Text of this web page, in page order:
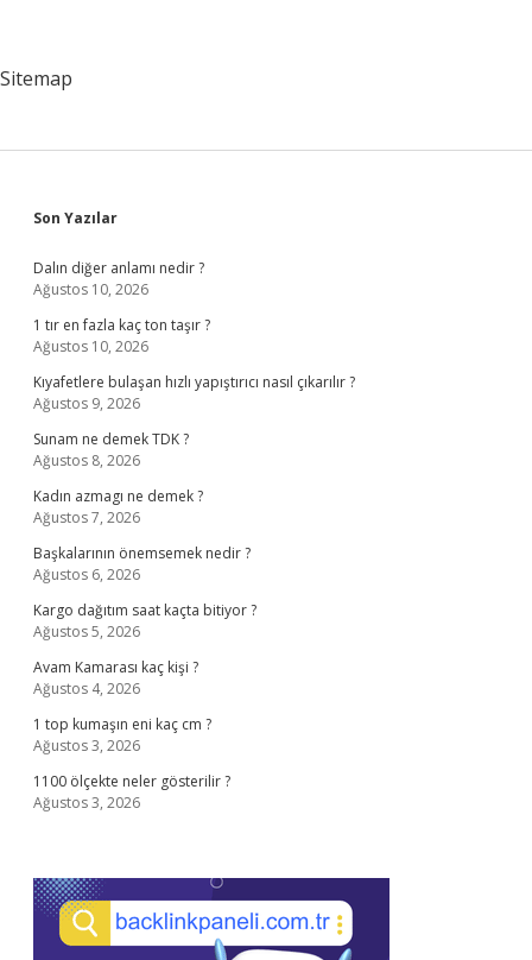
Sitemap
Sidebar
Son Yazılar
Dalın diğer anlamı nedir ?
Ağustos 10, 2026
1 tır en fazla kaç ton taşır ?
Ağustos 10, 2026
Kıyafetlere bulaşan hızlı yapıştırıcı nasıl çıkarılır ?
Ağustos 9, 2026
Sunam ne demek TDK ?
Ağustos 8, 2026
Kadın azmagı ne demek ?
Ağustos 7, 2026
Başkalarının önemsemek nedir ?
Ağustos 6, 2026
Kargo dağıtım saat kaçta bitiyor ?
Ağustos 5, 2026
Avam Kamarası kaç kişi ?
Ağustos 4, 2026
1 top kumaşın eni kaç cm ?
Ağustos 3, 2026
1100 ölçekte neler gösterilir ?
Ağustos 3, 2026